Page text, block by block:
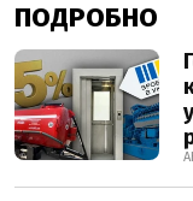
ПОДРОБНО